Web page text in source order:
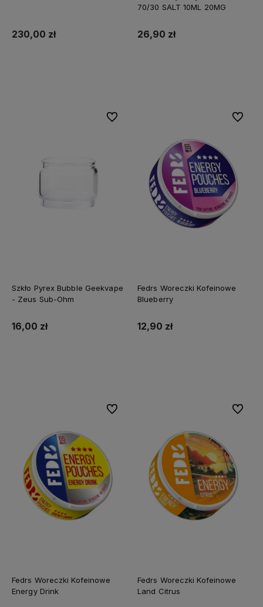
230,00 zł
70/30 SALT 10ML 20MG
26,90 zł
Szkło Pyrex Bubble Geekvape
- Zeus Sub-Ohm
16,00 zł
Do ulubionych
Fedrs Woreczki Kofeinowe
Blueberry
12,90 zł
Do
Fedrs Woreczki Kofeinowe
Energy Drink
Do ulubionych
Fedrs Woreczki Kofeinowe
Land Citrus
Do